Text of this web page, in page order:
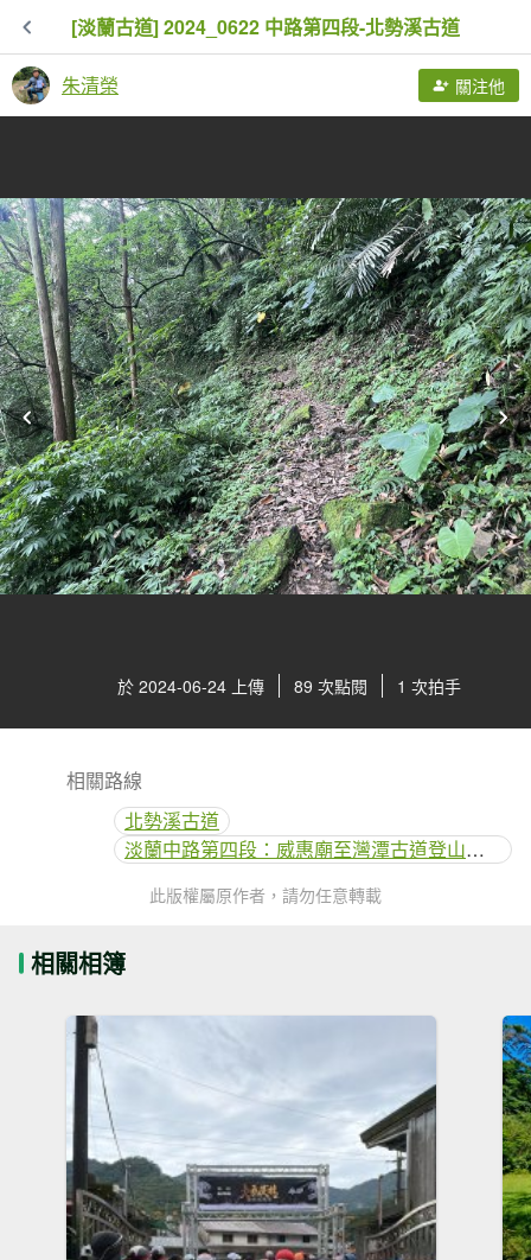
[淡蘭古道] 2024_0622 中路第四段-北勢溪古道
朱清榮 關注他
於 2024-06-24 上傳 89 次點閱 1 次拍手
相關路線
北勢溪古道
淡蘭中路第四段：威惠廟至灣潭古道登山口(崩山坑線)
此版權屬原作者，請勿任意轉載
相關相簿